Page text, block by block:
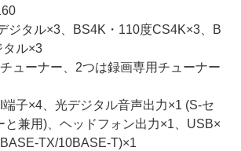
ジタル×3、BS4K・110度CS4K×3、B
タル×3
ューナー、2つは録画専用チューナー
子×4、光デジタル音声出力×1 (S-セ
と兼用)、ヘッドフォン出力×1、USB×
TX/10BASE-T)×1